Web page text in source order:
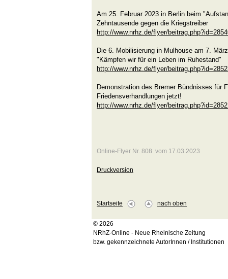
Am 25. Februar 2023 in Berlin beim
Zehntausende gegen die Kriegstreiber
http://www.nrhz.de/flyer/
Die 6. Mobilisierung in Mulhouse am 7.
"Kämpfen wir für ein Leben im Ruhestand"
http://www.nrhz.de/flyer/
Demonstration des Bremer Bündnisses für
Friedensverhandlungen jetzt!
http://www.nrhz.de/flyer/
Online-Flyer Nr. 808 vom 17.03.2023
Druckversion
Startseite nach oben
© 2026
NRhZ-Online - Neue Rheinische Zeitung
bzw. gekennzeichnete AutorInnen / Institutionen